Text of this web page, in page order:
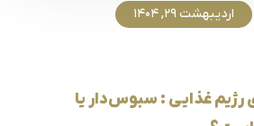
اردیبهشت 29, 1404
رژیم غذایی : سبوس‌دار یا